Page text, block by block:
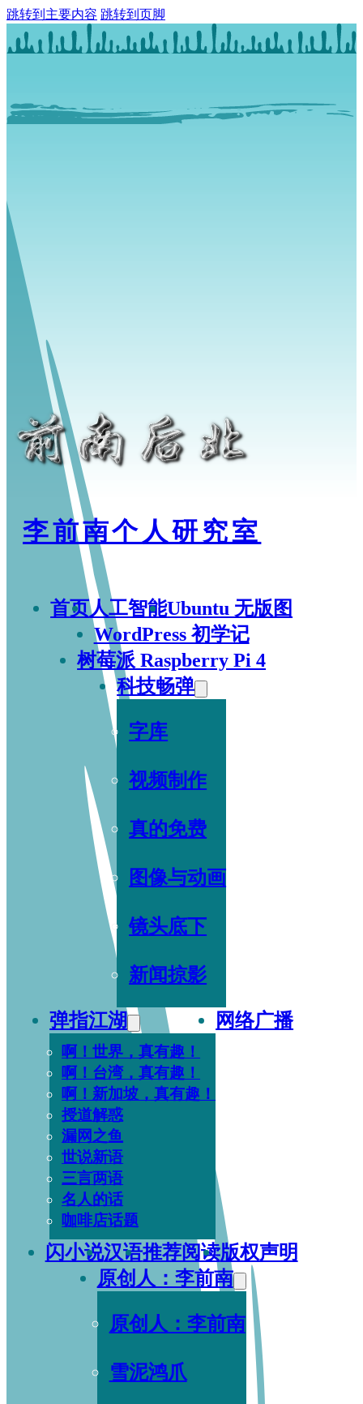
跳转到主要内容 跳转到页脚
李前南个人研究室
首页人工智能Ubuntu 无版图
WordPress 初学记
树莓派 Raspberry Pi 4
科技畅弹
字库
视频制作
真的免费
图像与动画
镜头底下
新闻掠影
弹指江湖
啊！世界，真有趣！
啊！台湾，真有趣！
啊！新加坡，真有趣！
授道解惑
漏网之鱼
世说新语
三言两语
名人的话
咖啡店话题
网络广播
闪小说汉语推荐阅读版权声明
原创人：李前南
原创人：李前南
雪泥鸿爪